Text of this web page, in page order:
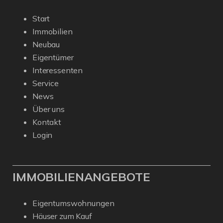
Start
Immobilien
Neubau
Eigentümer
Interessenten
Service
News
Über uns
Kontakt
Login
IMMOBILIENANGEBOTE
Eigentumswohnungen
Häuser zum Kauf